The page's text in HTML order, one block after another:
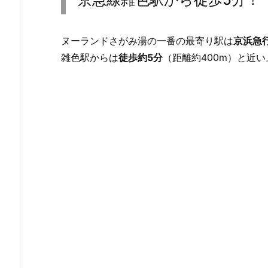
ヌーランドさがみ湯の一番の最寄り駅は京浜急
雑色駅からは徒歩約5分（距離約400m）と近い